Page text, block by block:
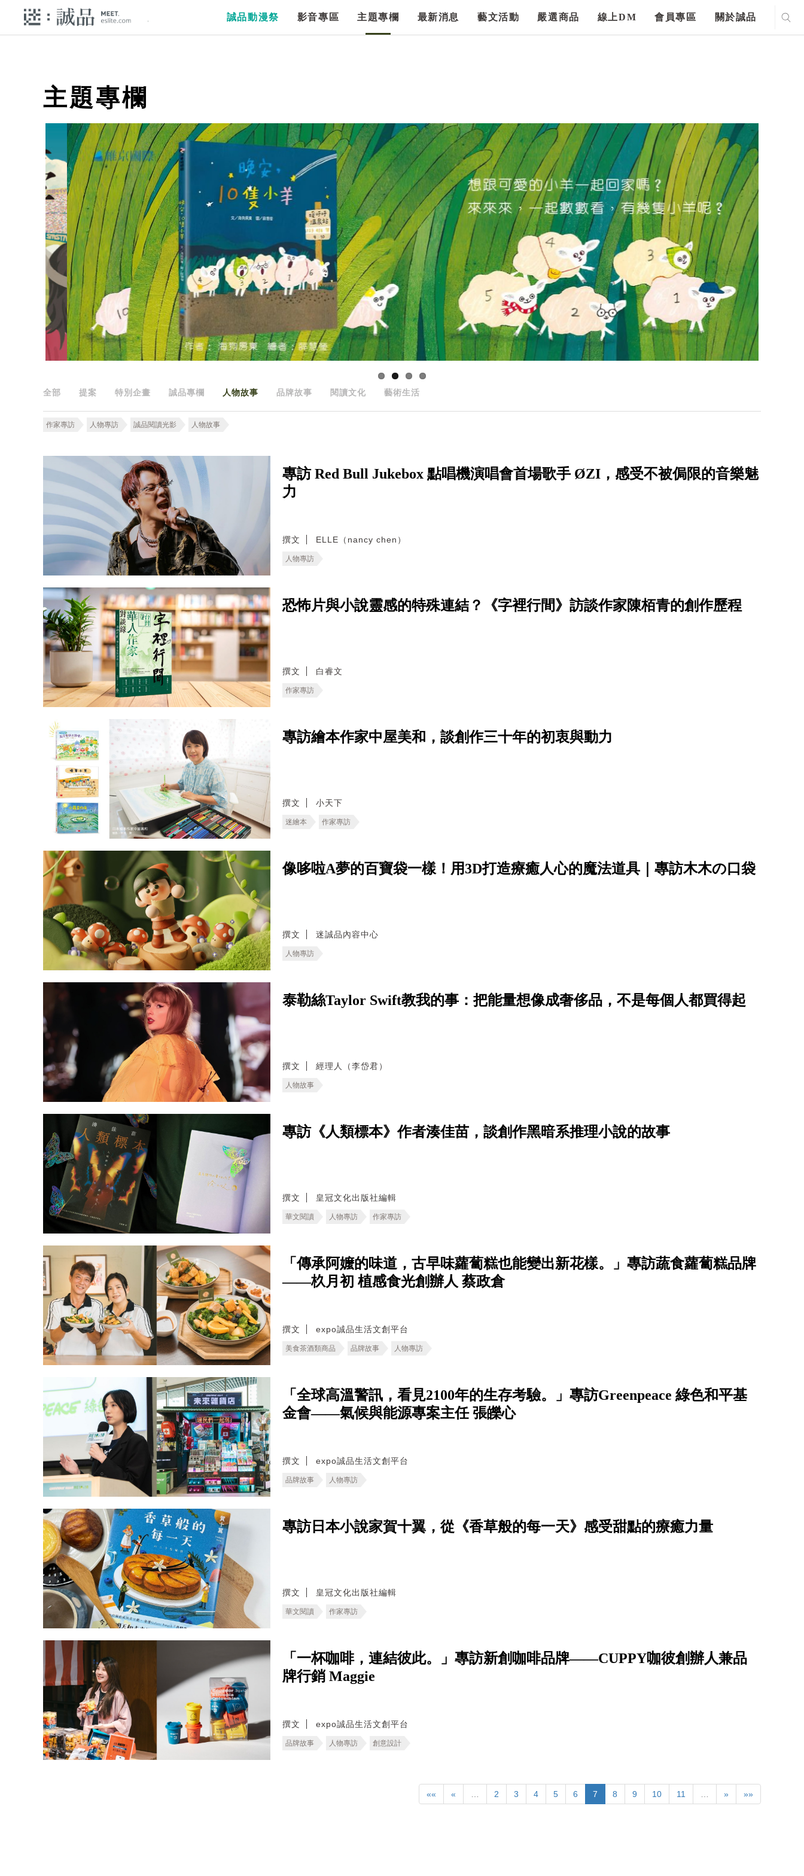
誠品動漫祭 影音專區 主題專欄 最新消息 藝文活動 嚴選商品 線上DM 會員專區 關於誠品
主題專欄
全部 提案 特別企畫 誠品專欄 人物故事 品牌故事 閱讀文化 藝術生活
作家專訪 人物專訪 誠品閱讀光影 人物故事
專訪 Red Bull Jukebox 點唱機演唱會首場歌手 ØZI，感受不被侷限的音樂魅
力
撰文 ELLE（nancy chen）
人物專訪
恐怖片與小說靈感的特殊連結？《字裡行間》訪談作家陳栢青的創作歷程
撰文 白睿文
作家專訪
專訪繪本作家中屋美和，談創作三十年的初衷與動力
撰文 小天下
迷繪本 作家專訪
像哆啦A夢的百寶袋一樣！用3D打造療癒人心的魔法道具｜專訪木木の口袋
撰文 迷誠品內容中心
人物專訪
泰勒絲Taylor Swift教我的事：把能量想像成奢侈品，不是每個人都買得起
撰文 經理人（李岱君）
人物故事
專訪《人類標本》作者湊佳苗，談創作黑暗系推理小說的故事
撰文 皇冠文化出版社編輯
華文閱讀 人物專訪 作家專訪
「傳承阿嬤的味道，古早味蘿蔔糕也能變出新花樣。」專訪蔬食蘿蔔糕品牌
——杦月初 植感食光創辦人 蔡政倉
撰文 expo誠品生活文創平台
美食茶酒類商品 品牌故事 人物專訪
「全球高溫警訊，看見2100年的生存考驗。」專訪Greenpeace 綠色和平基
金會——氣候與能源專案主任 張皪心
撰文 expo誠品生活文創平台
品牌故事 人物專訪
專訪日本小說家賀十翼，從《香草般的每一天》感受甜點的療癒力量
撰文 皇冠文化出版社編輯
華文閱讀 作家專訪
「一杯咖啡，連結彼此。」專訪新創咖啡品牌——CUPPY咖彼創辦人兼品
牌行銷 Maggie
撰文 expo誠品生活文創平台
品牌故事 人物專訪 創意設計
«« « … 2 3 4 5 6 7 8 9 10 11 … » »»